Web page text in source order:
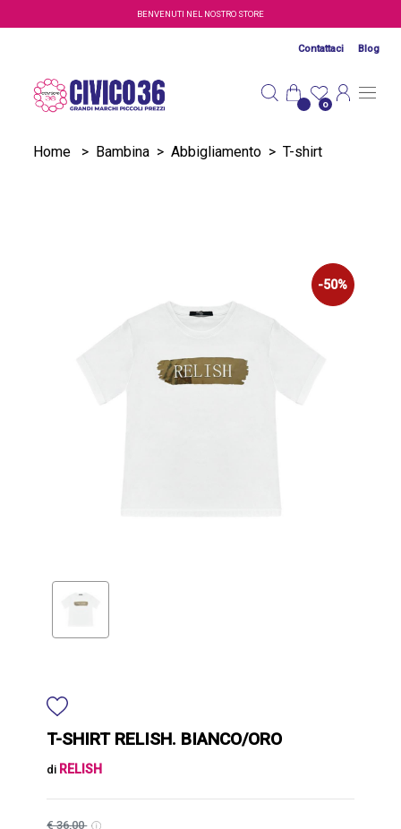
Salta al contenuto principaleBENVENUTI NEL NOSTRO STORE
Contattaci Blog
0
Home > Bambina > Abbigliamento > T-shirt
-50%
T-SHIRT RELISH. BIANCO/ORO
di RELISH
€ 36,00